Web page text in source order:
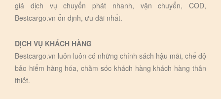
giá dịch vụ chuyển phát nhanh, vận chuyển, COD,
Bestcargo.vn ổn định, ưu đãi nhất.
DỊCH VỤ KHÁCH HÀNG
Bestcargo.vn luôn luôn có những chính sách hậu mãi, chế độ
bảo hiểm hàng hóa, chăm sóc khách hàng khách hàng thân
thiết.